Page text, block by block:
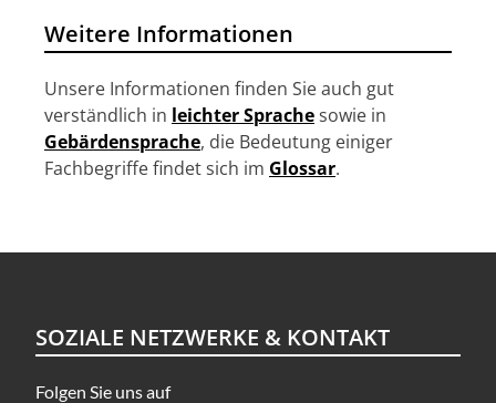
Weitere Informationen
Unsere Informationen finden Sie auch gut
verständlich in leichter Sprachesowie in
Gebärdensprache, die Bedeutung einiger
Fachbegriffe findet sich im Glossar.
SOZIALE NETZWERKE & KONTAKT
Folgen Sie uns auf